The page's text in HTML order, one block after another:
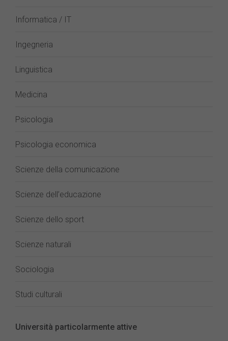
Informatica / IT
Ingegneria
Linguistica
Medicina
Psicologia
Psicologia economica
Scienze della comunicazione
Scienze dell’educazione
Scienze dello sport
Scienze naturali
Sociologia
Studi culturali
Università particolarmente attive